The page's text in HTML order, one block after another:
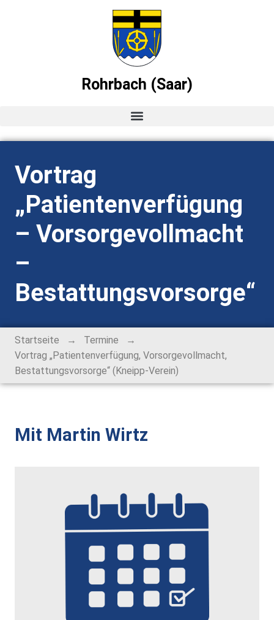
Rohrbach (Saar)
News
Alt-Rohrbach-Fest
Unser Ort
Über Rohrbach
Ortsverwaltung
Schiedsmann
Gastronomie & Übernachtung
Medizinische Versorgung
Vortrag
„Patientenverfügung
– Vorsorgevollmacht
–
Bestattungsvorsorge“
Startseite → Termine
→
Vortrag „Patientenverfügung, Vorsorgevollmacht,
Bestattungsvorsorge“ (Kneipp-Verein)
Mit Martin Wirtz